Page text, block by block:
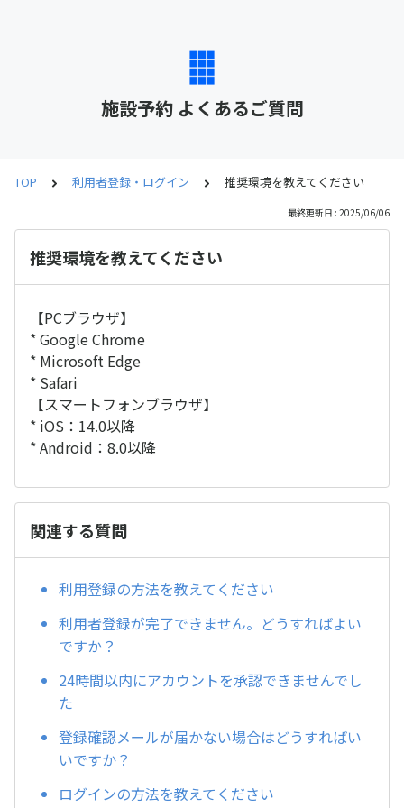
施設予約 よくあるご質問
TOP 利用者登録・ログイン 推奨環境を教えてください
最終更新日 : 2025/06/06
推奨環境を教えてください
【PCブラウザ】
* Google Chrome
* Microsoft Edge
* Safari
【スマートフォンブラウザ】
* iOS：14.0以降
* Android：8.0以降
関連する質問
利用登録の方法を教えてください
利用者登録が完了できません。どうすればよい
ですか？
24時間以内にアカウントを承認できませんでし
た
登録確認メールが届かない場合はどうすればい
いですか？
ログインの方法を教えてください